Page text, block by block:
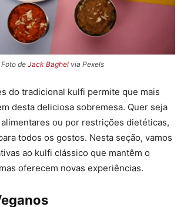
Foto de Jack Baghelvia Pexels
do tradicional kulfi permite que mais
desta deliciosa sobremesa. Quer seja
ou por restrições dietéticas,
todos os gostos. Nesta seção, vamos
ao kulfi clássico que mantêm o
oferecem novas experiências.